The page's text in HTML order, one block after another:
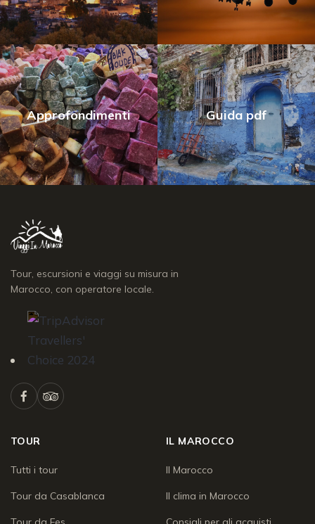
Approfondimenti Guida pdf
Tour, escursioni e viaggi su misura in
Marocco, con operatore locale.
TOUR
Tutti i tour
Tour da Casablanca
IL MAROCCO
Il Marocco
Il clima in Marocco